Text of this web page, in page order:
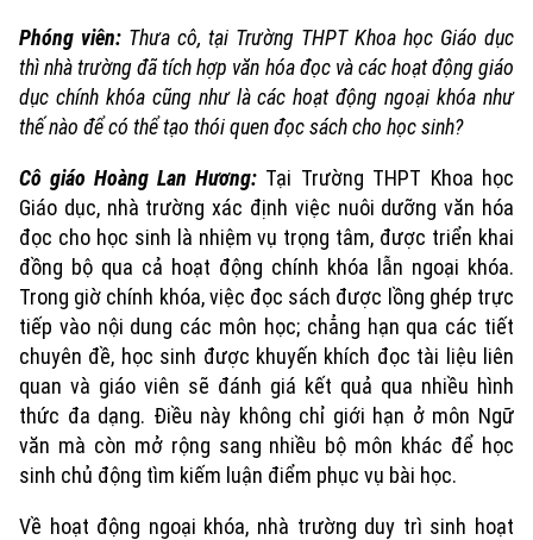
Phóng viên: Thưa cô, tại Trường THPT Khoa học Giáo dục
thì nhà trường đã tích hợp văn hóa đọc và các hoạt động giáo
dục chính khóa cũng như là các hoạt động ngoại khóa như
thế nào để có thể tạo thói quen đọc sách cho học sinh?
Cô giáo Hoàng Lan Hương: Tại Trường THPT Khoa học
Giáo dục, nhà trường xác định việc nuôi dưỡng văn hóa
đọc cho học sinh là nhiệm vụ trọng tâm, được triển khai
đồng bộ qua cả hoạt động chính khóa lẫn ngoại khóa.
Trong giờ chính khóa, việc đọc sách được lồng ghép trực
tiếp vào nội dung các môn học; chẳng hạn qua các tiết
chuyên đề, học sinh được khuyến khích đọc tài liệu liên
quan và giáo viên sẽ đánh giá kết quả qua nhiều hình
thức đa dạng. Điều này không chỉ giới hạn ở môn Ngữ
văn mà còn mở rộng sang nhiều bộ môn khác để học
sinh chủ động tìm kiếm luận điểm phục vụ bài học.
Về hoạt động ngoại khóa, nhà trường duy trì sinh hoạt